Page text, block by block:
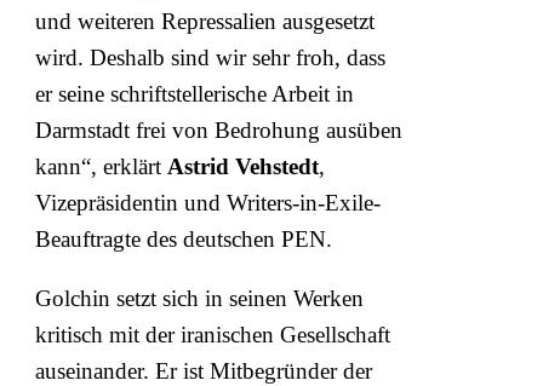
und weiteren Repressalien ausgesetzt
wird. Deshalb sind wir sehr froh, dass
er seine schriftstellerische Arbeit in
Darmstadt frei von Bedrohung ausüben
kann“, erklärt Astrid Vehstedt,
Vizepräsidentin und Writers-in-Exile-
Beauftragte des deutschen PEN.
Golchin setzt sich in seinen Werken
kritisch mit der iranischen Gesellschaft
auseinander. Er ist Mitbegründer der